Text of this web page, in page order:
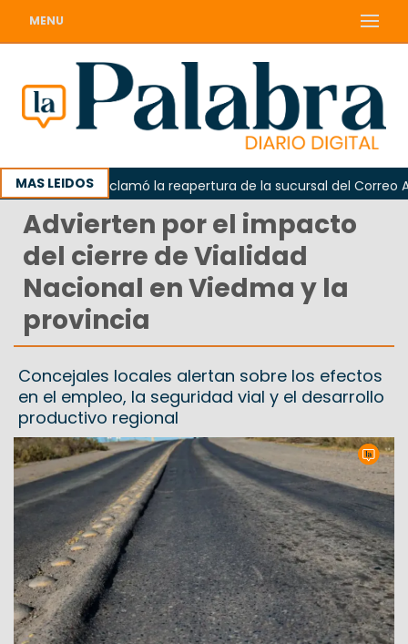
MENU
MAS LEIDOS
Odarda reclamó la reapertura de la sucursal del Correo
Advierten por el impacto
del cierre de Vialidad
Nacional en Viedma y la
provincia
Concejales locales alertan sobre los efectos
en el empleo, la seguridad vial y el desarrollo
productivo regional